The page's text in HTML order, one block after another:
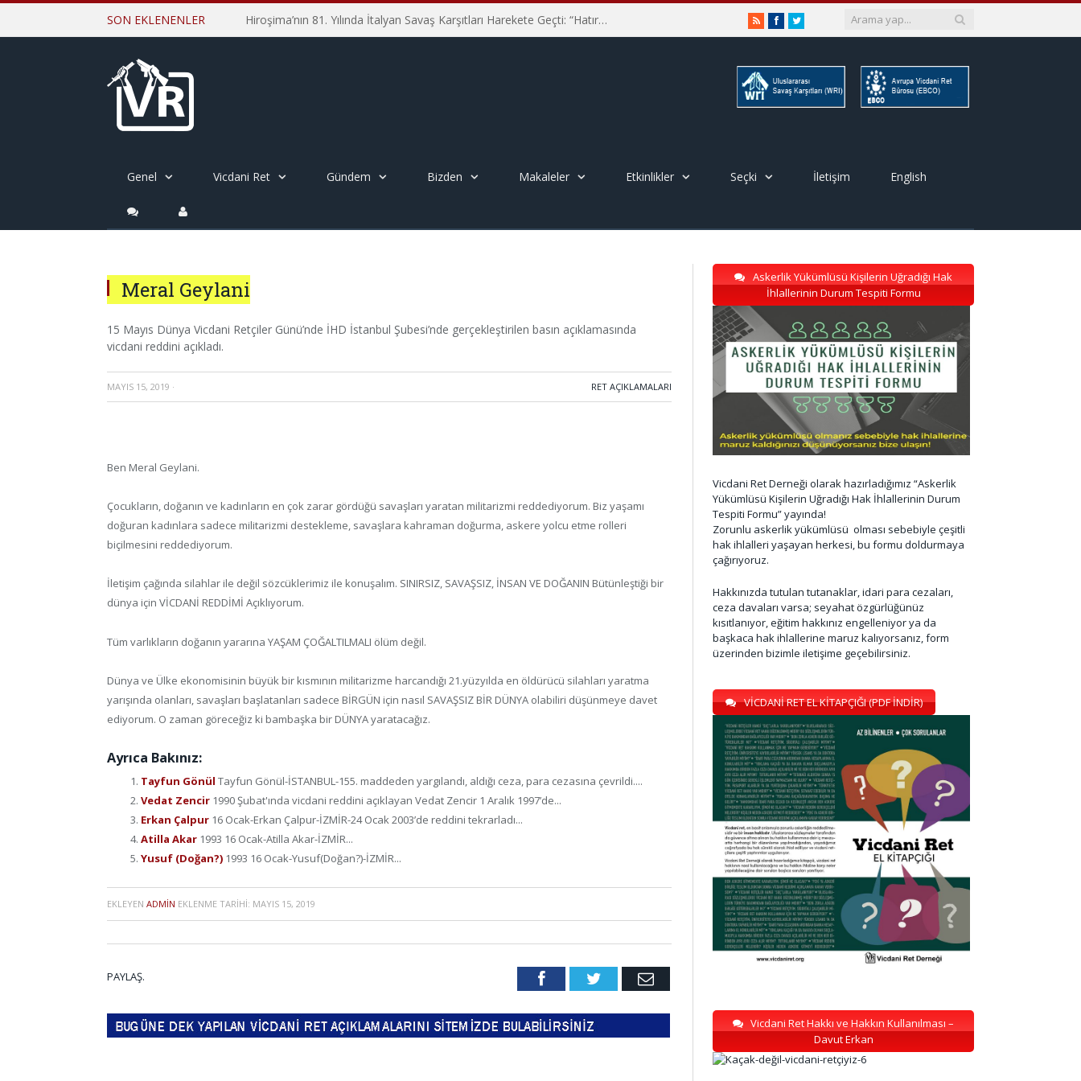
SON EKLENENLER Hiroşima’nın 81. Yılında İtalyan Savaş Karşıtları Harekete Geçti: “Hatırlamak yeterli değil” RSSFacebookTwitter
Genel Vicdani Ret Gündem Bizden Makaleler Etkinlikler Seçki İletişim English
Meral Geylani
15 Mayıs Dünya Vicdani Retçiler Günü’nde İHD İstanbul Şubesi’nde gerçekleştirilen basın açıklamasında
vicdani reddini açıkladı.
MAYIS 15, 2019 · RET AÇIKLAMALARI
Ben Meral Geylani.
Çocukların, doğanın ve kadınların en çok zarar gördüğü savaşları yaratan militarizmi reddediyorum. Biz yaşamı
doğuran kadınlara sadece militarizmi destekleme, savaşlara kahraman doğurma, askere yolcu etme rolleri
biçilmesini reddediyorum.
İletişim çağında silahlar ile değil sözcüklerimiz ile konuşalım. SINIRSIZ, SAVAŞSIZ, İNSAN VE DOĞANIN Bütünleştiği bir
dünya için VİCDANİ REDDİMİ Açıklıyorum.
Tüm varlıkların doğanın yararına YAŞAM ÇOĞALTILMALI ölüm değil.
Dünya ve Ülke ekonomisinin büyük bir kısmının militarizme harcandığı 21.yüzyılda en öldürücü silahları yaratma
yarışında olanları, savaşları başlatanları sadece BİRGÜN için nasıl SAVAŞSIZ BİR DÜNYA olabiliri düşünmeye davet
ediyorum. O zaman göreceğiz ki bambaşka bir DÜNYA yaratacağız.
Ayrıca Bakınız:
Tayfun Gönül Tayfun Gönül-İSTANBUL-155. maddeden yargılandı, aldığı ceza, para cezasına çevrildi....
Vedat Zencir 1990 Şubat'ında vicdani reddini açıklayan Vedat Zencir 1 Aralık 1997’de...
Erkan Çalpur 16 Ocak-Erkan Çalpur-İZMİR-24 Ocak 2003’de reddini tekrarladı...
Atilla Akar 1993 16 Ocak-Atilla Akar-İZMİR...
Yusuf (Doğan?) 1993 16 Ocak-Yusuf(Doğan?)-İZMİR...
EKLEYEN ADMIN EKLENME TARIHI: MAYIS 15, 2019
PAYLAŞ. FacebookTwitter Email
Askerlik Yükümlüsü Kişilerin Uğradığı Hak
İhlallerinin Durum Tespiti Formu
Vicdani Ret Derneği olarak hazırladığımız “Askerlik
Yükümlüsü Kişilerin Uğradığı Hak İhlallerinin Durum
Tespiti Formu” yayında!
Zorunlu askerlik yükümlüsü olması sebebiyle çeşitli
hak ihlalleri yaşayan herkesi, bu formu doldurmaya
çağırıyoruz.
Hakkınızda tutulan tutanaklar, idari para cezaları,
ceza davaları varsa; seyahat özgürlüğünüz
kısıtlanıyor, eğitim hakkınız engelleniyor ya da
başkaca hak ihlallerine maruz kalıyorsanız, form
üzerinden bizimle iletişime geçebilirsiniz.
VİCDANİ RET EL KİTAPÇIĞI (PDF İNDİR)
Vicdani Ret Hakkı ve Hakkın Kullanılması –
Davut Erkan